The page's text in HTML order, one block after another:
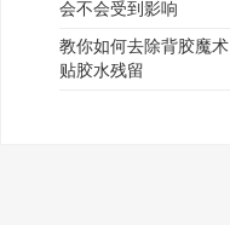
会不会受到影响
教你如何去除背胶魔术
贴胶水残留